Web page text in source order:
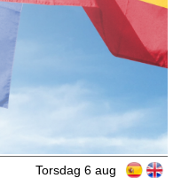
Torsdag 6 aug